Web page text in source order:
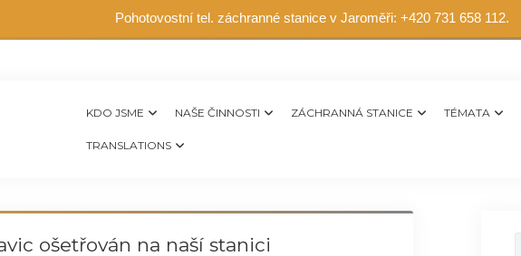
Pohotovostní tel. záchranné stanice v Jaroměři: +420 731 658 112.
KDO JSME NAŠE ČINNOSTI ZÁCHRANNÁ STANICE TÉMATA
TRANSLATIONS
ošetřován na naší stanici